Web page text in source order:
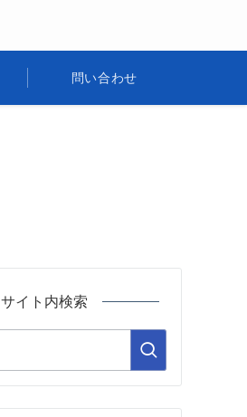
問い合わせ
サイト内検索